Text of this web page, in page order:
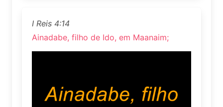
I Reis 4:14
Ainadabe, filho de Ido, em Maanaim;